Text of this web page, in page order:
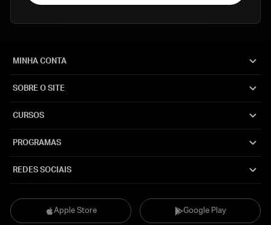
Apple Store Google Play
MINHA CONTA
SOBRE O SITE
CURSOS
PROGRAMAS
REDES SOCIAIS